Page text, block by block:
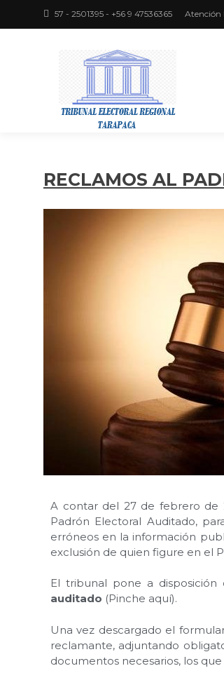
57 - 2501395 - +56 9 47536365 Atención
RECLAMOS AL
A contar del 27 de febrero de
Padrón Electoral Auditado,
erróneos en la información
exclusión de quien figure en el
El tribunal pone a
auditado (Pinche aquí).
Una vez descargado el
reclamante, adjuntando
documentos necesarios, los